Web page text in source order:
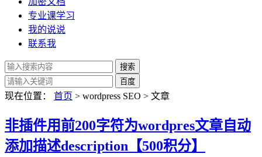
专业课学习
我的说说
联系我
现在位置： 首页 > wordpress SEO > 文章
非插件用前200字符为wordpres文章自动
添加描述description【500积分】